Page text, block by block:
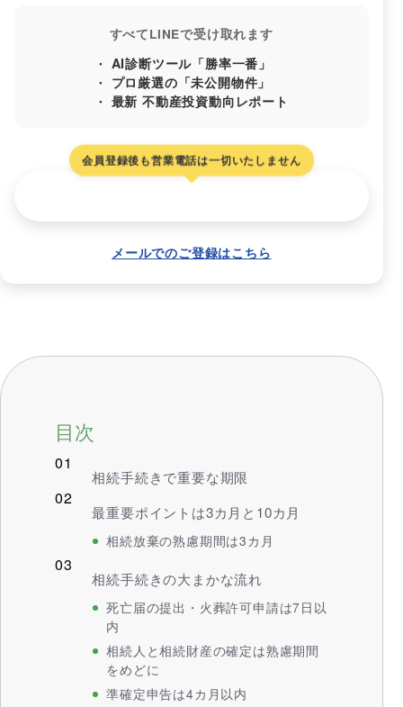
すべてLINEで受け取れます
AI診断ツール「勝率一番」
プロ厳選の「未公開物件」
最新 不動産投資動向レポート
会員登録後も営業電話は一切いたしません
メールでのご登録はこちら
目次
相続手続きで重要な期限
最重要ポイントは3カ月と10カ月
相続放棄の熟慮期間は3カ月
相続手続きの大まかな流れ
死亡届の提出・火葬許可申請は7日以
内
相続人と相続財産の確定は熟慮期間
をめどに
準確定申告は4カ月以内